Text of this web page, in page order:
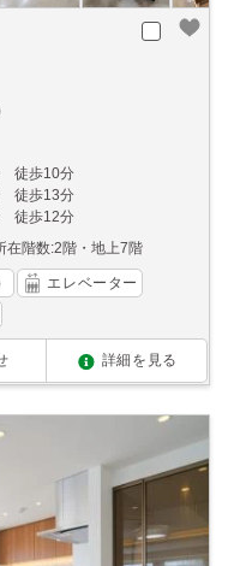
徒歩10分
徒歩13分
徒歩12分
在階数:2階・地上7階
エレベーター
詳細を見る